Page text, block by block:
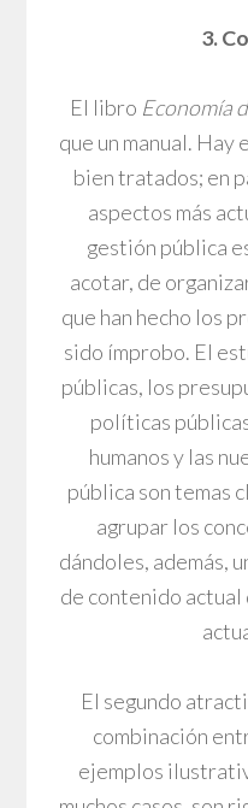
3.
El libro Economía
que un manual. Hay
bien tratados; en
aspectos más
gestión pública
acotar, de
que han hecho los
sido ímprobo. El
públicas, los
políticas
humanos y las
pública son temas
agrupar los
dándoles, además,
de contenido
El segundo
combinación
ejemplos